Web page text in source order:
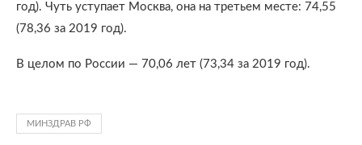
год). Чуть уступает Москва, она на третьем месте: 74,55
(78,36 за 2019 год).
В целом по России — 70,06 лет (73,34 за 2019 год).
МИНЗДРАВ РФ